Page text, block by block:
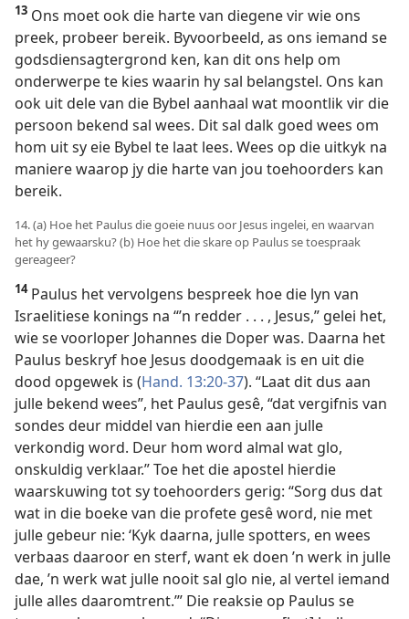
13 Ons moet ook die harte van diegene vir wie ons
preek, probeer bereik. Byvoorbeeld, as ons iemand se
godsdiensagtergrond ken, kan dit ons help om
onderwerpe te kies waarin hy sal belangstel. Ons kan
ook uit dele van die Bybel aanhaal wat moontlik vir die
persoon bekend sal wees. Dit sal dalk goed wees om
hom uit sy eie Bybel te laat lees. Wees op die uitkyk na
maniere waarop jy die harte van jou toehoorders kan
bereik.
14. (a) Hoe het Paulus die goeie nuus oor Jesus ingelei, en waarvan
het hy gewaarsku? (b) Hoe het die skare op Paulus se toespraak
gereageer?
14Paulus het vervolgens bespreek hoe die lyn van
Israelitiese konings na “’n redder . . . , Jesus,” gelei het,
wie se voorloper Johannes die Doper was. Daarna het
Paulus beskryf hoe Jesus doodgemaak is en uit die
dood opgewek is (Hand. 13:20-37). “Laat dit dus aan
julle bekend wees”, het Paulus gesê, “dat vergifnis van
sondes deur middel van hierdie een aan julle
verkondig word. Deur hom word almal wat glo,
onskuldig verklaar.” Toe het die apostel hierdie
waarskuwing tot sy toehoorders gerig: “Sorg dus dat
wat in die boeke van die profete gesê word, nie met
julle gebeur nie: ‘Kyk daarna, julle spotters, en wees
verbaas daaroor en sterf, want ek doen ’n werk in julle
dae, ’n werk wat julle nooit sal glo nie, al vertel iemand
julle alles daaromtrent.’” Die reaksie op Paulus se